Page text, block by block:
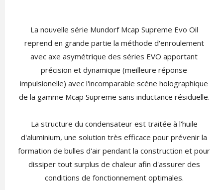
La nouvelle série Mundorf Mcap Supreme Evo Oil
reprend en grande partie la méthode d'enroulement
avec axe asymétrique des séries EVO apportant
précision et dynamique (meilleure réponse
impulsionelle) avec l'incomparable scéne holographique
de la gamme Mcap Supreme sans inductance résiduelle.
La structure du condensateur est traitée à l'huile
d'aluminium, une solution très efficace pour prévenir la
formation de bulles d'air pendant la construction et pour
dissiper tout surplus de chaleur afin d'assurer des
conditions de fonctionnement optimales.